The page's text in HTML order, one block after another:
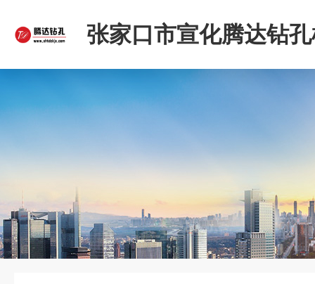
张家口市宣化腾达钻
限公司